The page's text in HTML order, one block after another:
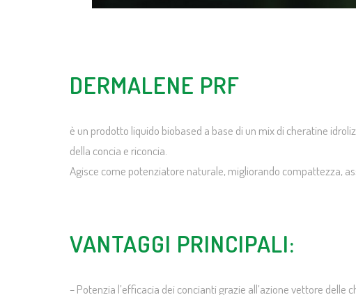
DERMALENE PRF
è un prodotto liquido biobased a base di un mix di cheratine
della concia e riconcia.
Agisce come potenziatore naturale, migliorando compattezza,
VANTAGGI PRINCIPALI:
– Potenzia l’efficacia dei concianti grazie all’azione vettore delle